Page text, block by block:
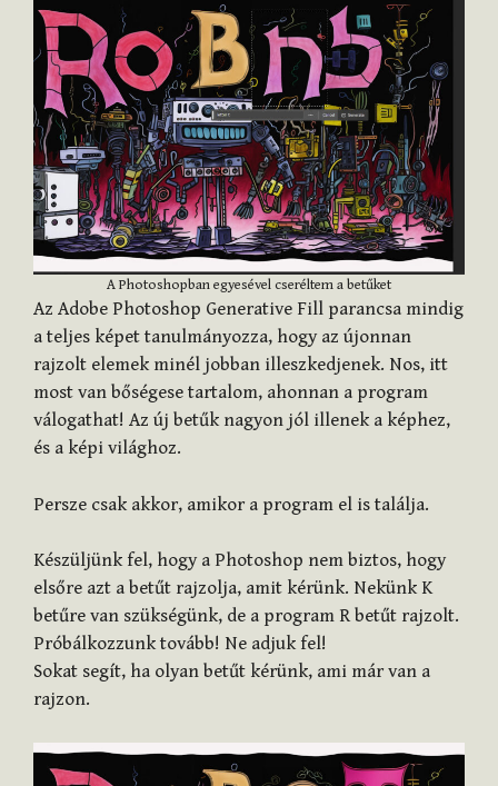
A Photoshopban egyesével cseréltem a betűket
Az Adobe Photoshop Generative Fill parancsa mindig
a teljes képet tanulmányozza, hogy az újonnan
rajzolt elemek minél jobban illeszkedjenek. Nos, itt
most van bőségese tartalom, ahonnan a program
válogathat! Az új betűk nagyon jól illenek a képhez,
és a képi világhoz.
Persze csak akkor, amikor a program el is találja.
Készüljünk fel, hogy a Photoshop nem biztos, hogy
elsőre azt a betűt rajzolja, amit kérünk. Nekünk K
betűre van szükségünk, de a program R betűt rajzolt.
Próbálkozzunk tovább! Ne adjuk fel!
Sokat segít, ha olyan betűt kérünk, ami már van a
rajzon.